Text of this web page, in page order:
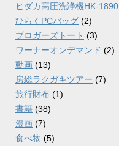
ヒダカ高圧洗浄機HK-1890
ひらくPCバッグ (2)
ブロガーズトート (3)
ワーナーオンデマンド (2)
動画 (13)
房総ラクガキツアー (7)
旅行財布 (1)
書籍 (38)
漫画 (7)
食べ物 (5)